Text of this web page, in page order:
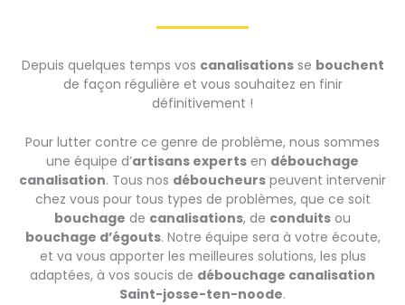
Depuis quelques temps vos canalisationsse bouchent
de façon régulière et vous souhaitez en finir
définitivement !
Pour lutter contre ce genre de problème, nous sommes
une équipe d’artisans experts en débouchage
canalisation. Tous nos déboucheurs peuvent intervenir
chez vous pour tous types de problèmes, que ce soit
bouchage de canalisations, de conduits ou
bouchage d’égouts. Notre équipe sera à votre écoute,
et va vous apporter les meilleures solutions, les plus
adaptées, à vos soucis de débouchage canalisation
Saint-josse-ten-noode.